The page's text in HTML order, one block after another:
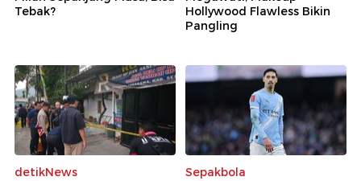
Tebak?
Hollywood Flawless Bikin
Pangling
detikNews
Sepakbola